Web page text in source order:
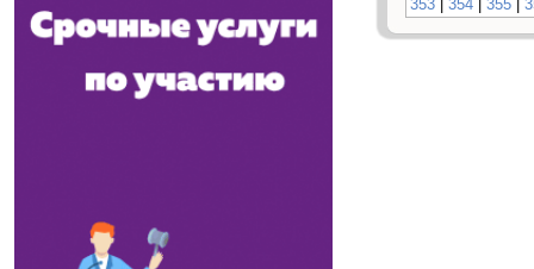
353 | 354 | 355 |